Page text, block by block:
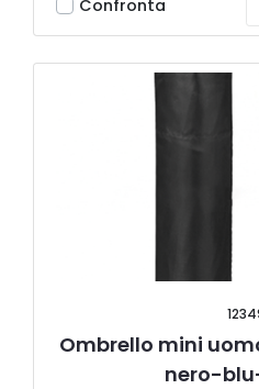
Confronta
Ombrello mini
nero-